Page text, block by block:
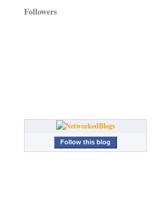
Followers
Follow this blog